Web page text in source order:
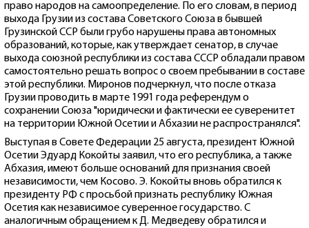
право народов на самоопределение. По его словам, в период
выхода Грузии из состава Советского Союза в бывшей
Грузинской ССР были грубо нарушены права автономных
образований, которые, как утверждает сенатор, в случае
выхода союзной республики из состава СССР обладали правом
самостоятельно решать вопрос о своем пребывании в составе
этой республики. Миронов подчеркнул, что после отказа
Грузии проводить в марте 1991 года референдум о
сохранении Союза "юридически и фактически ее суверенитет
на территории Южной Осетии и Абхазии не распространялся".
Выступая в Совете Федерации 25 августа, президент Южной
Осетии Эдуард Кокойты заявил, что его республика, а также
Абхазия, имеют больше оснований для признания своей
независимости, чем Косово. Э. Кокойты вновь обратился к
президенту РФ с просьбой признать республику Южная
Осетия как независимое суверенное государство. С
аналогичным обращением к Д. Медведеву обратился и